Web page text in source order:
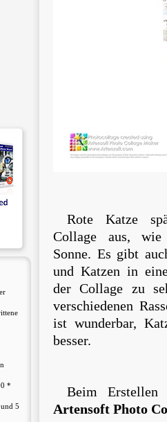
*
5
Rote Katze
Collage aus, wie
Sonne. Es gibt
und Katzen in
der Collage zu
verschiedenen
ist wunderbar,
besser.
Beim Erstellen
Artensoft Photo